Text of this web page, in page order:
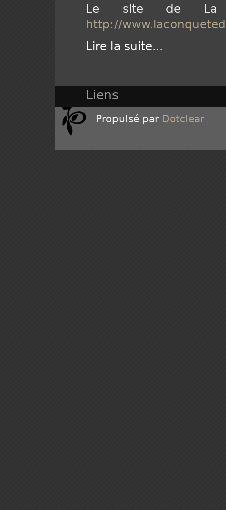
Le site de La
http://
Lire la suite...
Liens
Propulsé par Dotclear